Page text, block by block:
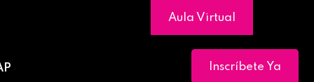
Aula Virtual
Inscríbete Ya